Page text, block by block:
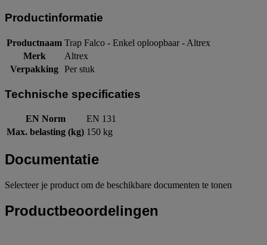
Productinformatie
Productnaam Trap Falco - Enkel oploopbaar - Altrex
Merk
Altrex
Verpakking Per stuk
Technische specificaties
EN Norm
EN 131
Max. belasting (kg) 150 kg
Documentatie
Selecteer je product om de beschikbare documenten te tonen
Productbeoordelingen